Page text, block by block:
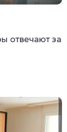
отвечают за